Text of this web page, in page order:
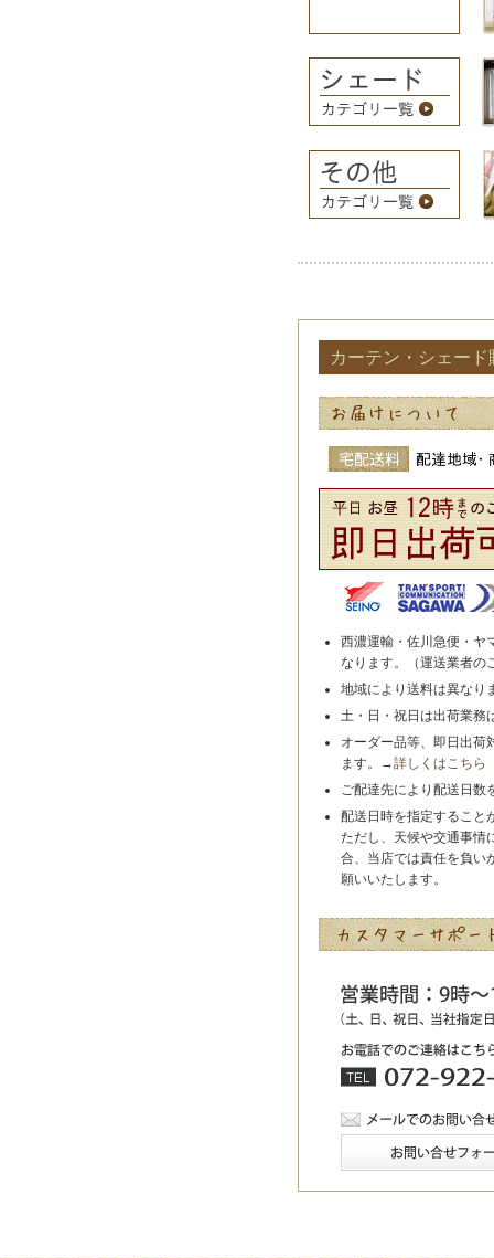
カーテン・シェー
西濃運輸・佐川急便・ヤ
なります。（運送業者の
地域により送料は異なり
土・日・祝日は出荷業務
オーダー品等、即日出荷
ます。→詳しくはこちら
ご配達先により配送日数
配送日時を指定すること
ただし、天候や交通事情
合、当店では責任を負い
願いいたします。